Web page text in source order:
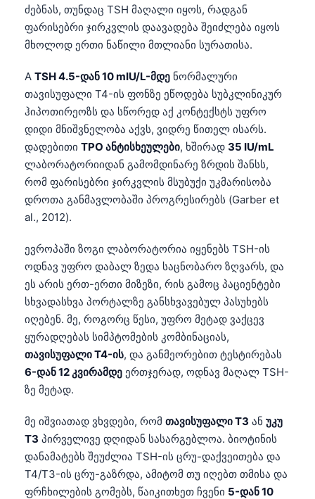
ძებნას, თუნდაც TSH მაღალი იყოს, რადგან
ფარისებრი ჯირკვლის დაავადება შეიძლება იყოს
მხოლოდ ერთი ნაწილი მთლიანი სურათისა.
A TSH 4.5-დან 10 mIU/L-მდე ნორმალური
თავისუფალი T4-ის ფონზე ეწოდება სუბკლინიკურ
ჰიპოთირეოზს და სწორედ აქ კონტექსტს უფრო
დიდი მნიშვნელობა აქვს, ვიდრე წითელ ისარს.
დადებითი TPO ანტისხეულები, ხშირად 35 IU/mL
ლაბორატორიიდან გამომდინარე ზრდის შანსს,
რომ ფარისებრი ჯირკვლის მსუბუქი უკმარისობა
დროთა განმავლობაში პროგრესირებს (Garber et
al., 2012).
ევროპაში ზოგი ლაბორატორია იყენებს TSH-ის
ოდნავ უფრო დაბალ ზედა საცნობარო ზღვარს, და
ეს არის ერთ-ერთი მიზეზი, რის გამოც პაციენტები
სხვადასხვა პორტალზე განსხვავებულ პასუხებს
იღებენ. მე, როგორც წესი, უფრო მეტად ვაქცევ
ყურადღებას სიმპტომების კომბინაციას,
თავისუფალი T4-ის, და განმეორებით ტესტირებას
6-დან 12 კვირამდე ერთჯერად, ოდნავ მაღალ TSH-
ზე მეტად.
მე იშვიათად ვხვდები, რომ თავისუფალი T3 ან უკუ
T3 პირველივე დღიდან სასარგებლოა. ბიოტინის
დანამატებს შეუძლია TSH-ის ცრუ-დაქვეითება და
T4/T3-ის ცრუ-გაზრდა, ამიტომ თუ იღებთ თმისა და
ფრჩხილების გომებს, წაიკითხეთ ჩვენი 5-დან 10